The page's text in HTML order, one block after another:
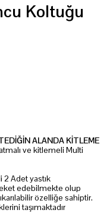
Koltuğu
ALANDA KİTLEME
ve kitlemeli Multi
2 Adet yastık
edebilmekte olup
özelliğe sahiptir.
taşımaktadır